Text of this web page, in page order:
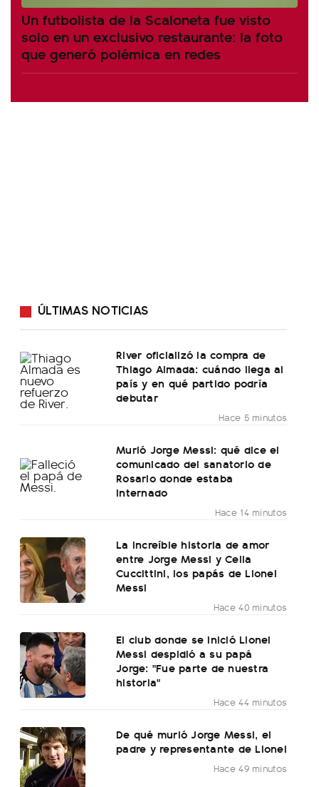
Un futbolista de la Scaloneta fue visto
solo en un exclusivo restaurante: la foto
que generó polémica en redes
ÚLTIMAS NOTICIAS
River oficializó la compra de
Thiago Almada: cuándo llega al
país y en qué partido podría
debutar
Hace 5 minutos
Murió Jorge Messi: qué dice el
comunicado del sanatorio de
Rosario donde estaba
internado
Hace 14 minutos
La increíble historia de amor
entre Jorge Messi y Celia
Cuccittini, los papás de Lionel
Messi
Hace 40 minutos
El club donde se inició Lionel
Messi despidió a su papá
Jorge: "Fue parte de nuestra
historia"
Hace 44 minutos
De qué murió Jorge Messi, el
padre y representante de Lionel
Hace 49 minutos